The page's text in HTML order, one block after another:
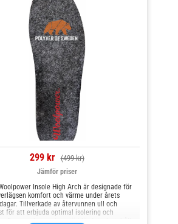
299 kr (499 kr)
Jämför priser
Insole High Arch är designade för
komfort och värme under årets
Tillverkade av återvunnen ull och
för att erbjuda optimal isolering och